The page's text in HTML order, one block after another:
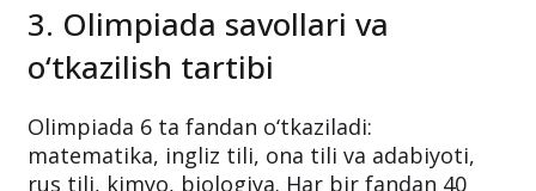
3. Olimpiada savollari va
o‘tkazilish tartibi
Olimpiada 6 ta fandan o‘tkaziladi:
matematika, ingliz tili, ona tili va adabiyoti,
rus tili, kimyo, biologiya. Har bir fandan 40